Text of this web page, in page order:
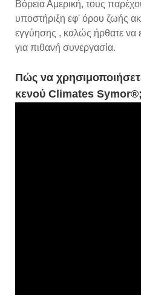
Βόρεια Αμερική, τους
υποστήριξη εφ' όρου ζωής
εγγύησης , καλώς ήρθατε να
για πιθανή συνεργασία.
Πώς να
κενού Climates Symor®;